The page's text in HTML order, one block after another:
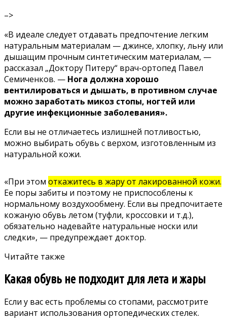
–>
«В идеале следует отдавать предпочтение легким
натуральным материалам — джинсе, хлопку, льну или
дышащим прочным синтетическим материалам, —
рассказал „Доктору Питеру“ врач-ортопед Павел
Семиченков. — Нога должна хорошо
вентилироваться и дышать, в противном случае
можно заработать микоз стопы, ногтей или
другие инфекционные заболевания».
Если вы не отличаетесь излишней потливостью,
можно выбирать обувь с верхом, изготовленным из
натуральной кожи.
«При этом откажитесь в жару от лакированной кожи.
Ее поры забиты и поэтому не приспособлены к
нормальному воздухообмену. Если вы предпочитаете
кожаную обувь летом (туфли, кроссовки и т.д.),
обязательно надевайте натуральные носки или
следки», — предупреждает доктор.
Читайте также
Какая обувь не подходит для лета и жары
Если у вас есть проблемы со стопами, рассмотрите
вариант использования ортопедических стелек.